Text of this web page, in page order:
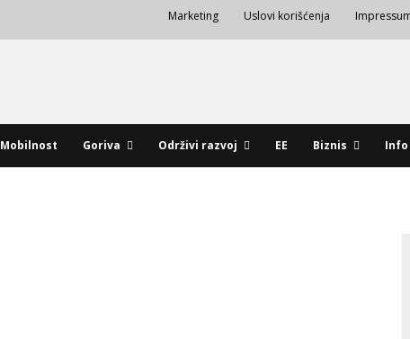
Marketing Uslovi korišćenja
Mobilnost Goriva Održivi razvoj EE Biznis Info